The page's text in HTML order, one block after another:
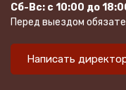
Сб-Вс: с 10:00 до
Перед выездом
Написать